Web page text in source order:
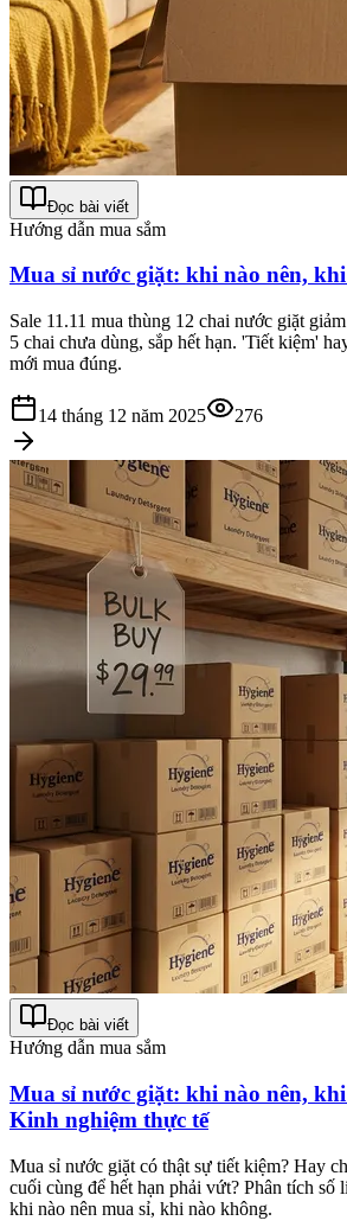
Đọc bài viết
Hướng dẫn mua sắm
Mua sỉ nước giặt: khi nào nên,
Sale 11.11 mua thùng 12 chai nước giặt
5 chai chưa dùng, sắp hết hạn. 'Tiết kiệm'
mới mua đúng.
14 tháng 12 năm 2025 276
Đọc bài viết
Hướng dẫn mua sắm
Mua sỉ nước giặt: khi nào nên,
Kinh nghiệm thực tế
Mua sỉ nước giặt có thật sự tiết kiệm? Hay
cuối cùng để hết hạn phải vứt? Phân tích số
khi nào nên mua sỉ, khi nào không.